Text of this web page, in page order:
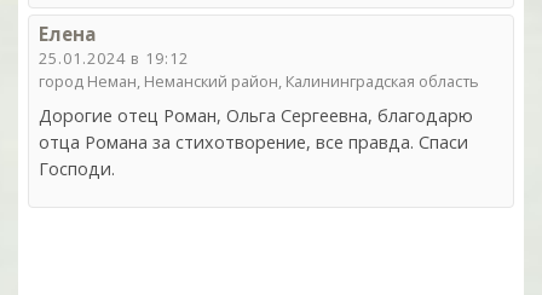
Елена
25.01.2024 в 19:12
город Неман, Неманский район, Калининградская область
Дорогие отец Роман, Ольга Сергеевна, благодарю
отца Романа за стихотворение, все правда. Спаси
Господи.